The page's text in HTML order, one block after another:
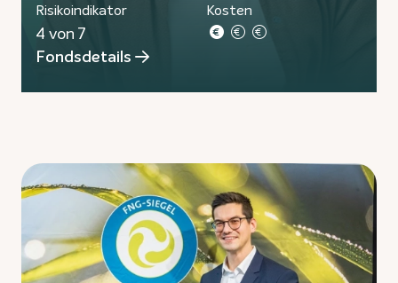
Risikoindikator
4 von 7
Kosten
Fondsdetails